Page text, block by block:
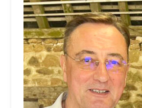
Suivi de la Commande